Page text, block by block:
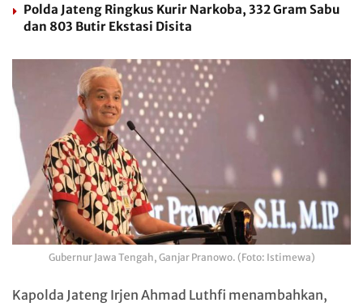
Polda Jateng Ringkus Kurir Narkoba, 332 Gram Sabu
dan 803 Butir Ekstasi Disita
Gubernur Jawa Tengah, Ganjar Pranowo. (Foto: Istimewa)
Kapolda Jateng Irjen Ahmad Luthfi menambahkan,